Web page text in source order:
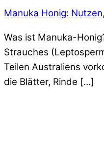
Manuka Honig:
Was ist Manuka-
Strauches
Teilen Australiens
die Blätter, Rinde […]